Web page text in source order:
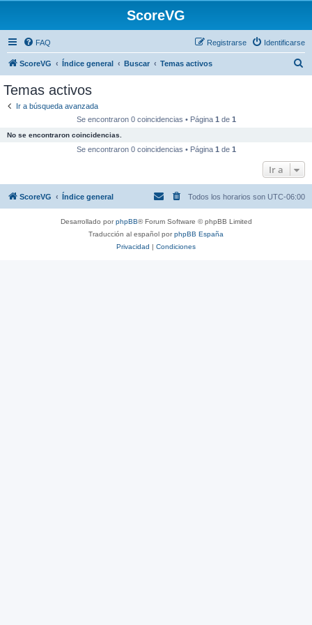
ScoreVG
FAQ Identificarse
Registrarse
ScoreVG Índice general Buscar Temas activos
Temas activos
Ir a búsqueda avanzada
Se encontraron 0 coincidencias • Página 1 de 1
No se encontraron coincidencias.
Se encontraron 0 coincidencias • Página 1 de 1
Ir a
ScoreVG Índice general Todos los horarios son UTC-06:00
Desarrollado porphpBB® Forum Software © phpBB Limited
Traducción al español porphpBB España
Privacidad | Condiciones